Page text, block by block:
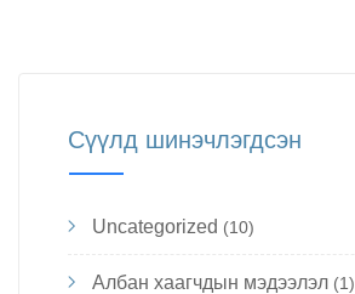
Сүүлд шинэчлэгдсэн
Uncategorized (10)
Албан хаагчдын мэдээлэл (1)